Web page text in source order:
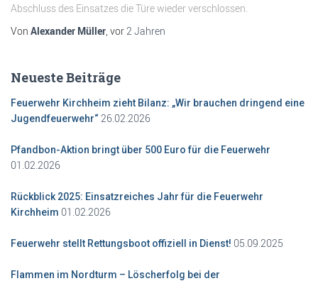
Abschluss des Einsatzes die Türe wieder verschlossen.
Von Alexander Müller, vor2 Jahren
Neueste Beiträge
Feuerwehr Kirchheim zieht Bilanz: „Wir brauchen dringend eine
Jugendfeuerwehr“ 26.02.2026
Pfandbon-Aktion bringt über 500 Euro für die Feuerwehr
01.02.2026
Rückblick 2025: Einsatzreiches Jahr für die Feuerwehr
Kirchheim 01.02.2026
Feuerwehr stellt Rettungsboot offiziell in Dienst! 05.09.2025
Flammen im Nordturm – Löscherfolg bei der